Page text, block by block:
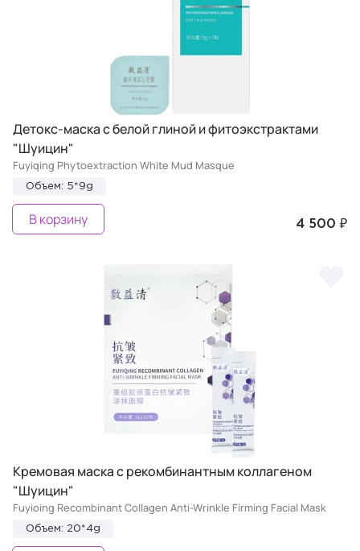
Детокс-маска с белой глиной и фитоэкстрактами
"Шуицин"
Fuyiqing Phytoextraction White Mud Masque
Объем: 5*9g
4 500 ₽
В корзину
Кремовая маска с рекомбинантным коллагеном
"Шуицин"
Fuyioing Recombinant Collagen Anti-Wrinkle Firming Facial Mask
Объем: 20*4g